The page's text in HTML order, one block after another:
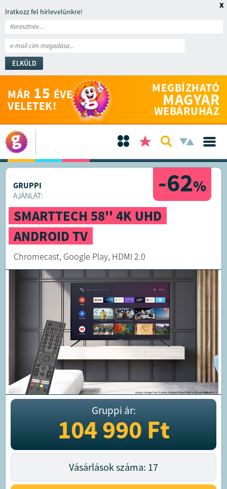
Iratkozz fel hírlevelünkre!
ELKÜLD
x
MÁR 15 ÉVE
VELETEK!
MEGBÍZHATÓ
MAGYAR
WEBÁRUHÁZ
-62%
GRUPPI
AJÁNLAT:
SMARTTECH 58'' 4K UHD
ANDROID TV
Chromecast, Google Play, HDMI 2.0
Gruppi ár:
104 990Ft
Vásárlások száma: 17